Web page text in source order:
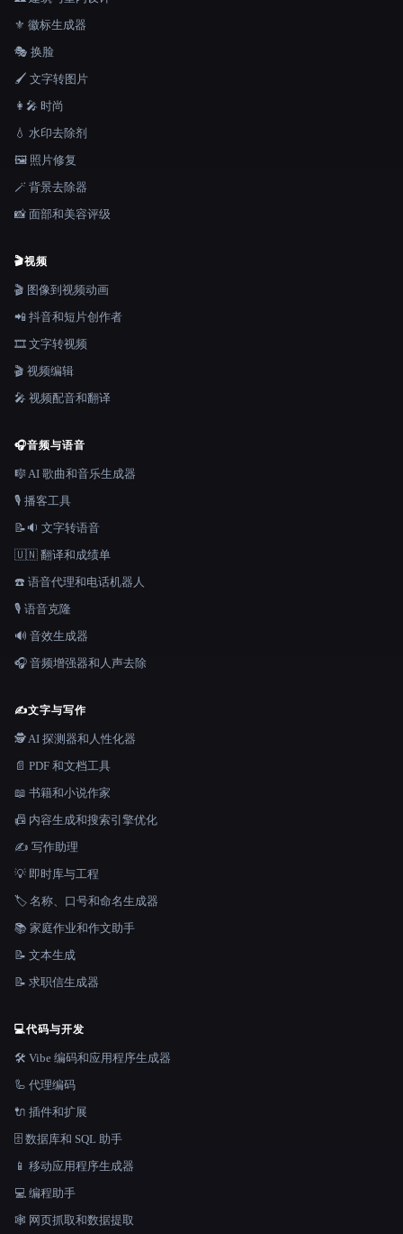
⚜️ 徽标生成器
🎭 换脸
🖌️ 文字转图片
👩‍🎤 时尚
💧 水印去除剂
🖼️ 照片修复
🪄 背景去除器
📸 面部和美容评级
🎬视频
🎬 图像到视频动画
📲 抖音和短片创作者
🎞️ 文字转视频
🎬 视频编辑
🎤 视频配音和翻译
🎧音频与语音
🎼 AI 歌曲和音乐生成器
🎙️ 播客工具
📝🔉 文字转语音
🇺🇳 翻译和成绩单
☎️ 语音代理和电话机器人
🎙️ 语音克隆
🔊 音效生成器
🎧 音频增强器和人声去除
✍️文字与写作
🕵️ AI 探测器和人性化器
📄 PDF 和文档工具
📖 书籍和小说作家
📠 内容生成和搜索引擎优化
✍️ 写作助理
💡 即时库与工程
🏷️ 名称、口号和命名生成器
📚 家庭作业和作文助手
📝 文本生成
📝 求职信生成器
💻代码与开发
🛠️ Vibe 编码和应用程序生成器
🦾 代理编码
🔌 插件和扩展
🗄️ 数据库和 SQL 助手
📱 移动应用程序生成器
💻 编程助手
🕸️ 网页抓取和数据提取